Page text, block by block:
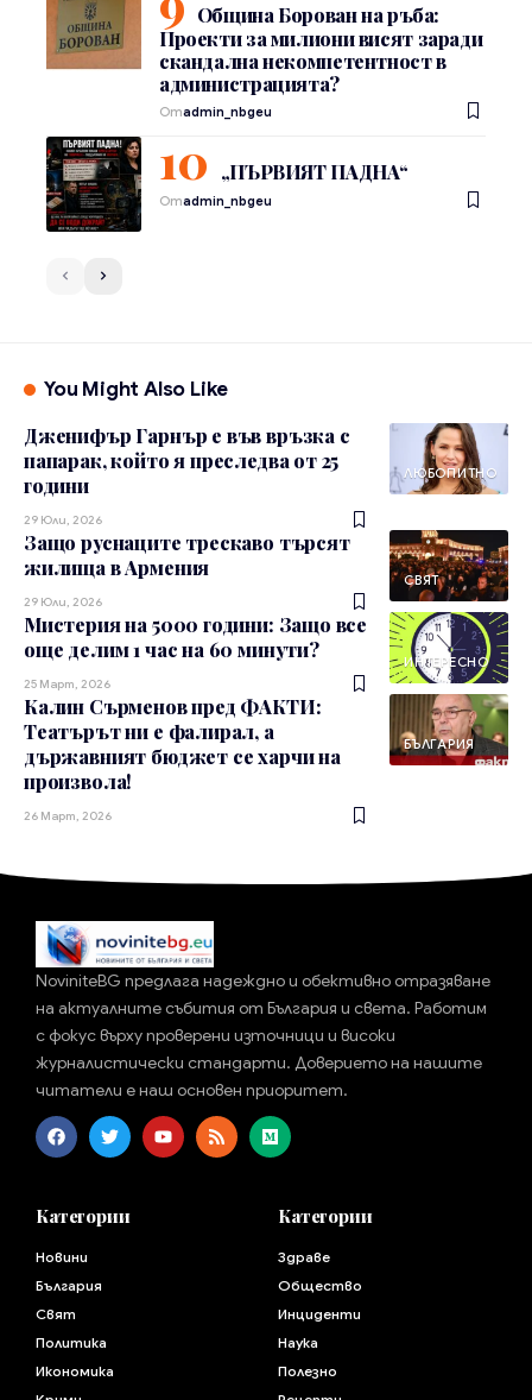
Община Борован на ръба:
Проекти за милиони висят заради
скандална некомпетентност в
администрацията?
Отadmin_nbgeu
„ПЪРВИЯТ ПАДНА“
Отadmin_nbgeu
You Might Also Like
ЛЮБОПИТНО
Дженифър Гарнър e във връзка с
папарак, който я преследва от 25
години
29 Юли, 2026
СВЯТ
Защо руснаците трескаво търсят
жилища в Армения
29 Юли, 2026
ИНТЕРЕСНО
Мистерия на 5000 години: Защо все
още делим 1 час на 60 минути?
25 Март, 2026
БЪЛГАРИЯ
Калин Сърменов пред ФАКТИ:
Театърът ни е фалирал, а
държавният бюджет се харчи на
произвола!
26 Март, 2026
NoviniteBG предлага надеждно и обективно отразяване
на актуалните събития от България и света. Работим
с фокус върху проверени източници и високи
журналистически стандарти. Доверието на нашите
читатели е наш основен приоритет.
Категории
Новини
България
Свят
Политика
Икономика
Категории
Здраве
Общество
Инциденти
Наука
Полезно